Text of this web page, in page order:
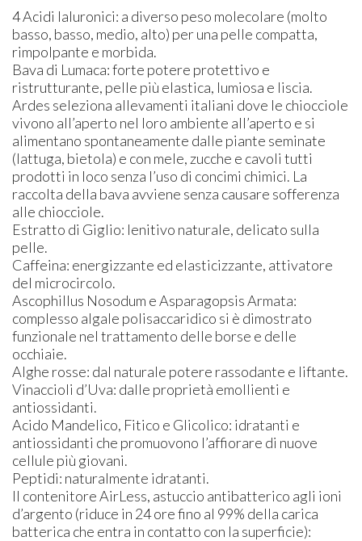
4 Acidi Ialuronici: a diverso peso molecolare (molto
basso, basso, medio, alto) per una pelle compatta,
rimpolpante e morbida.
Bava di Lumaca: forte potere protettivo e
ristrutturante, pelle più elastica, lumiosa e liscia.
Ardes seleziona allevamenti italiani dove le chiocciole
vivono all’aperto nel loro ambiente all’aperto e si
alimentano spontaneamente dalle piante seminate
(lattuga, bietola) e con mele, zucche e cavoli tutti
prodotti in loco senza l’uso di concimi chimici. La
raccolta della bava avviene senza causare sofferenza
alle chiocciole.
Estratto di Giglio: lenitivo naturale, delicato sulla
pelle.
Caffeina: energizzante ed elasticizzante, attivatore
del microcircolo.
Ascophillus Nosodum e Asparagopsis Armata:
complesso algale polisaccaridico si è dimostrato
funzionale nel trattamento delle borse e delle
occhiaie.
Alghe rosse: dal naturale potere rassodante e liftante.
Vinaccioli d’Uva: dalle proprietà emollienti e
antiossidanti.
Acido Mandelico, Fitico e Glicolico: idratanti e
antiossidanti che promuovono l’affiorare di nuove
cellule più giovani.
Peptidi: naturalmente idratanti.
Il contenitore AirLess, astuccio antibatterico agli ioni
d’argento (riduce in 24 ore fino al 99% della carica
batterica che entra in contatto con la superficie):